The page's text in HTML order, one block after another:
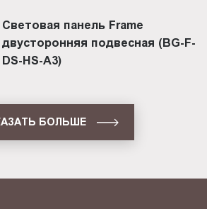
Световая панель Frame
двусторонняя подвесная (BG-F-
DS-HS-A3)
БОЛЬШЕ